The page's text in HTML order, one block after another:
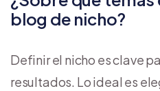
blog de nicho?
Definir el nicho es clave
resultados. Lo ideal es